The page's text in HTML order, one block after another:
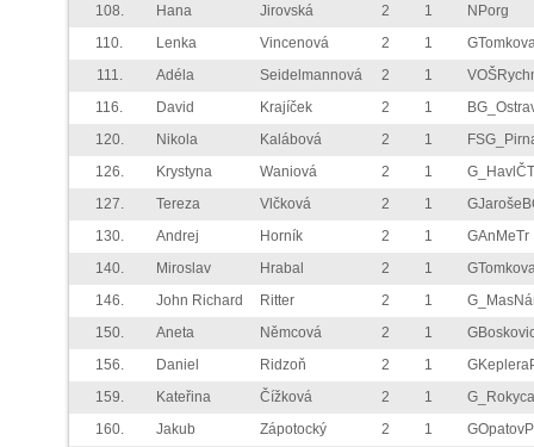
108. Hana Jirovská 2 1
NPorg
110.
Lenka Vincenová 2 1
111.
Adéla Seidelmannová 2 1
116.
David Krajíček 2 1
120.
Nikola Kalábová 2 1
126.
Krystyna Waniová 2 1
127.
Tereza Vlčková 2 1
130.
Andrej Horník 2 1
GAnMeTr
140.
Miroslav Hrabal 2 1
146.
John Richard Ritter 2 1
150.
Aneta Němcová 2 1
156.
Daniel Ridzoň 2 1
159.
Kateřina Čížková 2 1
160.
Jakub Zápotocký 2 1